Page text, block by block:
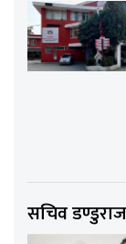
सचिव